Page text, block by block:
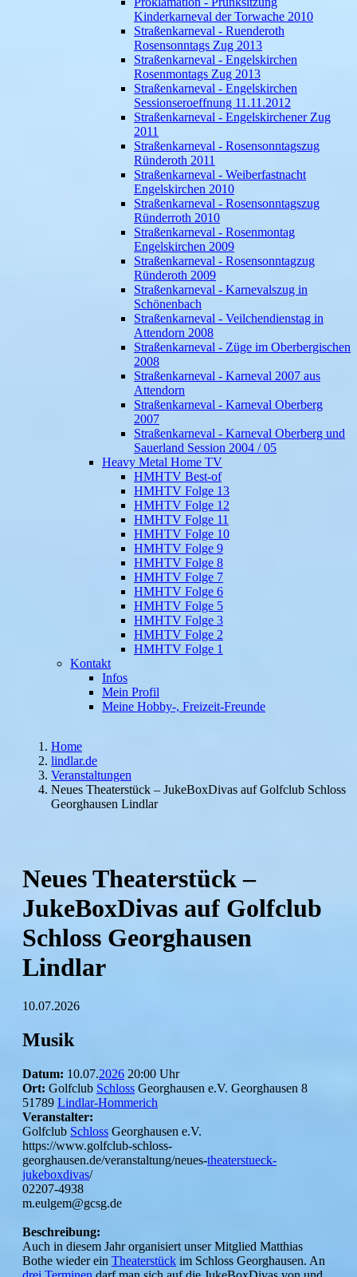
Kinderkarneval der Torwache 2010
Straßenkarneval - Ruenderoth
Rosensonntags Zug 2013
Straßenkarneval - Engelskirchen
Rosenmontags Zug 2013
Straßenkarneval - Engelskirchen
Sessionseroeffnung 11.11.2012
Straßenkarneval - Engelskirchener Zug
2011
Straßenkarneval - Rosensonntagszug
Ründeroth 2011
Straßenkarneval - Weiberfastnacht
Engelskirchen 2010
Straßenkarneval - Rosensonntagszug
Ründerroth 2010
Straßenkarneval - Rosenmontag
Engelskirchen 2009
Straßenkarneval - Rosensonntagzug
Ründeroth 2009
Straßenkarneval - Karnevalszug in
Schönenbach
Straßenkarneval - Veilchendienstag in
Attendorn 2008
Straßenkarneval - Züge im Oberbergischen
2008
Straßenkarneval - Karneval 2007 aus
Attendorn
Straßenkarneval - Karneval Oberberg
2007
Straßenkarneval - Karneval Oberberg und
Sauerland Session 2004 / 05
Heavy Metal Home TV
HMHTV Best-of
HMHTV Folge 13
HMHTV Folge 12
HMHTV Folge 11
HMHTV Folge 10
HMHTV Folge 9
HMHTV Folge 8
HMHTV Folge 7
HMHTV Folge 6
HMHTV Folge 5
HMHTV Folge 3
HMHTV Folge 2
HMHTV Folge 1
Kontakt
Infos
Mein Profil
Meine Hobby-, Freizeit-Freunde
Home
lindlar.de
Veranstaltungen
Neues Theaterstück – JukeBoxDivas auf Golfclub Schloss
Georghausen Lindlar
Neues Theaterstück –
JukeBoxDivas auf Golfclub
Schloss Georghausen
Lindlar
10.07.2026
Musik
Datum: 10.07.2026 20:00 Uhr
Ort: Golfclub Schloss Georghausen e.V. Georghausen 8
51789 Lindlar-Hommerich
Veranstalter:
Golfclub Schloss Georghausen e.V.
https://www.golfclub-schloss-
georghausen.de/veranstaltung/neues-theaterstueck-
jukeboxdivas/
02207-4938
m.eulgem@gcsg.de
Beschreibung:
Auch in diesem Jahr organisiert unser Mitglied Matthias
Bothe wieder ein Theaterstück im Schloss Georghausen. An